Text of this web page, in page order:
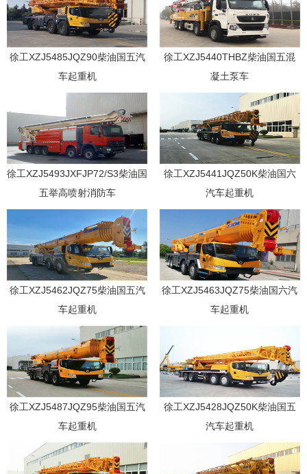
徐工XZJ5485JQZ90柴油国五汽
车起重机
徐工XZJ5440THBZ柴油国五混
凝土泵车
徐工XZJ5493JXFJP72/S3柴油国
五举高喷射消防车
徐工XZJ5441JQZ50K柴油国六
汽车起重机
徐工XZJ5462JQZ75柴油国五汽
车起重机
徐工XZJ5463JQZ75柴油国六汽
车起重机
徐工XZJ5487JQZ95柴油国五汽
车起重机
徐工XZJ5428JQZ50K柴油国五
汽车起重机